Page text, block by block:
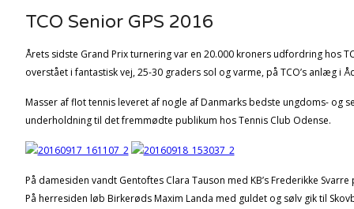
TCO Senior GPS 2016
Årets sidste Grand Prix turnering var en 20.000 kroners udfordring hos
overstået i fantastisk vej, 25-30 graders sol og varme, på TCO’s anlæg i
Masser af flot tennis leveret af nogle af Danmarks bedste ungdoms- og
underholdning til det fremmødte publikum hos Tennis Club Odense.
På damesiden vandt Gentoftes Clara Tauson med KB’s Frederikke
På herresiden løb Birkerøds Maxim Landa med guldet og sølv gik til